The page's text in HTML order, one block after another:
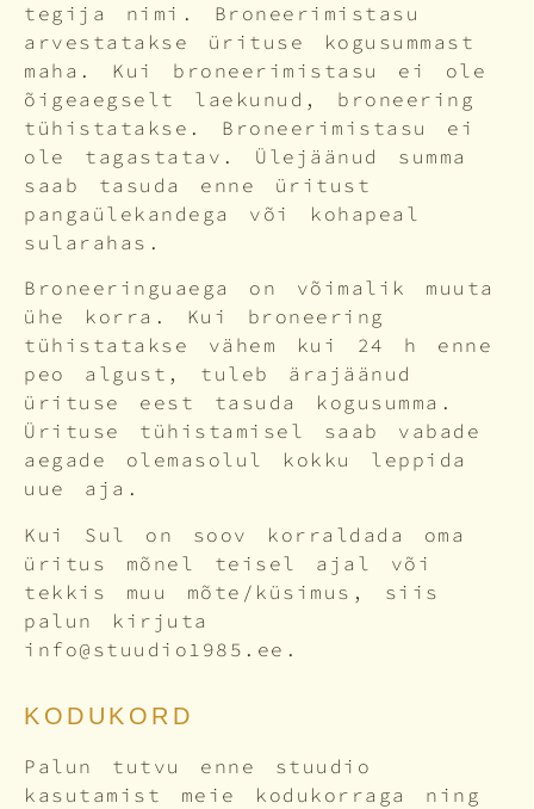
tegija nimi. Broneerimistasu
arvestatakse ürituse kogusummast
maha. Kui broneerimistasu ei ole
õigeaegselt laekunud, broneering
tühistatakse. Broneerimistasu ei
ole tagastatav. Ülejäänud summa
saab tasuda enne üritust
pangaülekandega või kohapeal
sularahas.
Broneeringuaega on võimalik muuta
ühe korra. Kui broneering
tühistatakse vähem kui 24 h enne
peo algust, tuleb ärajäänud
ürituse eest tasuda kogusumma.
Ürituse tühistamisel saab vabade
aegade olemasolul kokku leppida
uue aja.
Kui Sul on soov korraldada oma
üritus mõnel teisel ajal või
tekkis muu mõte/küsimus, siis
palun kirjuta
info@stuudio1985.ee.
KODUKORD
Palun tutvu enne stuudio
kasutamist meie kodukorraga ning